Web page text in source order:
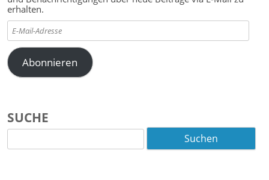
erhalten.
E-
Mail-
Adresse
Abonnieren
SUCHE
nach: